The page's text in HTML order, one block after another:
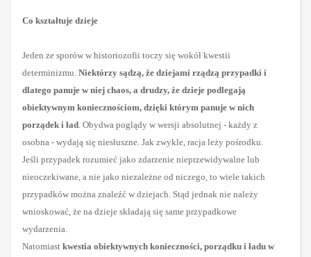
Co kształtuje dzieje
Jeden ze sporów w historiozofii toczy się wokół kwestii
determinizmu. Niektórzy sądzą, że dziejami rządzą przypadki i
dlatego panuje w niej chaos, a drudzy, że dzieje podlegają
obiektywnym koniecznościom, dzięki którym panuje w nich
porządek i ład . Obydwa poglądy w wersji absolutnej - każdy z
osobna - wydają się niesłuszne. Jak zwykle, racja leży pośrodku.
Jeśli przypadek rozumieć jako zdarzenie nieprzewidywalne lub
nieoczekiwane, a nie jako niezależne od niczego, to wiele takich
przypadków można znaleźć w dziejach. Stąd jednak nie należy
wnioskować, że na dzieje składają się same przypadkowe
wydarzenia.
Natomiast kwestia obiektywnych konieczności, porządku i ładu w